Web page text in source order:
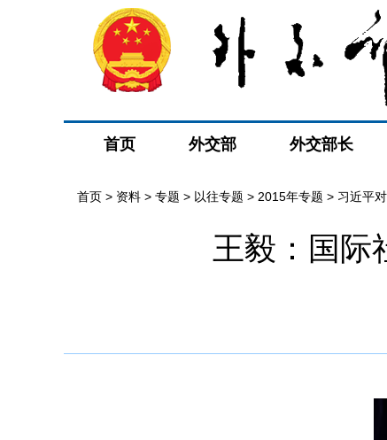
首页 外交部 外交部长
首页 > 资料 > 专题 > 以往专题 > 2015年专题 > 习近平
王毅：国际